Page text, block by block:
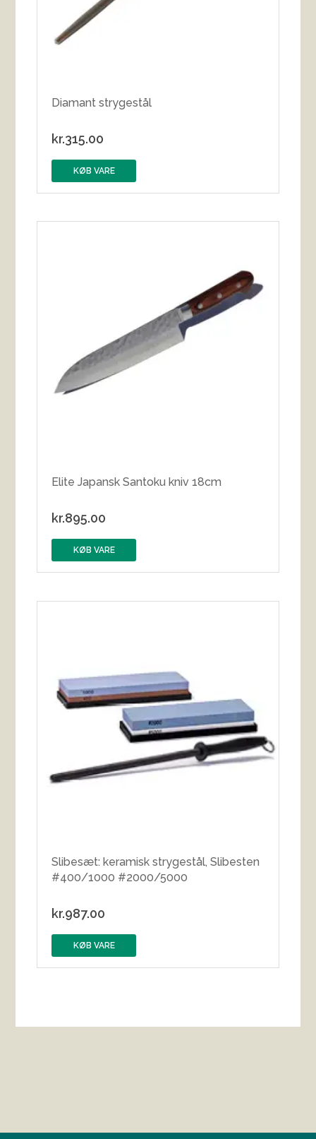
Diamant strygestål
kr.315.00
KØB VARE
Elite Japansk Santoku kniv 18cm
kr.895.00
KØB VARE
Slibesæt: keramisk strygestål, Slibesten
#400/1000 #2000/5000
kr.987.00
KØB VARE